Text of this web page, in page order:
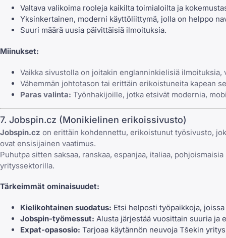
Valtava valikoima rooleja kaikilta toimialoilta ja
Yksinkertainen, moderni käyttöliittymä, jolla on helppo
Suuri määrä uusia päivittäisiä ilmoituksia.
Miinukset:
Vaikka sivustolla on joitakin englanninkielisiä
Vähemmän johtotason tai erittäin erikoistuneita kapean
Paras valinta: Työnhakijoille, jotka etsivät modernia,
7. Jobspin.cz (Monikielinen erikoissivusto)
Jobspin.cz on erittäin kohdennettu, erikoistunut työsivusto,
ovat ensisijainen vaatimus.
Puhutpa sitten saksaa, ranskaa, espanjaa, italiaa,
yrityssektorilla.
Tärkeimmät ominaisuudet:
Kielikohtainen suodatus: Etsi helposti työpaikkoja,
Jobspin-työmessut: Alusta järjestää vuosittain suuria ja
Expat-opasosio: Tarjoaa käytännön neuvoja Tšekin